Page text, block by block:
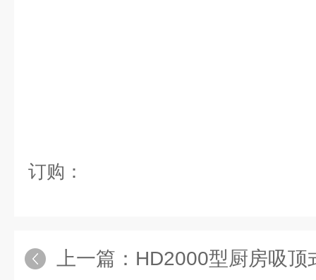
订购：
上一篇： HD2000型厨房吸顶式